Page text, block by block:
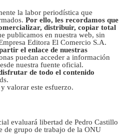
la labor periodística que
Por ello, les recordamos que
distribuir, copiar total
publicamos en nuestra web, sin
Editora El Comercio S.A.
el enlace de nuestras
puedan acceder a información
nuestra fuente oficial.
de todo el contenido
valorar este esfuerzo.
evaluará libertad de Pedro Castillo
de grupo de trabajo de la ONU